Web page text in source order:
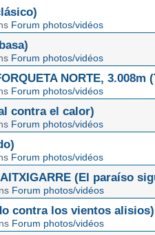
Forum photos/vidéos
Forum photos/vidéos
NORTE,
Forum photos/vidéos
contra el calor)
Forum photos/vidéos
Forum photos/vidéos
(El paraíso
Forum photos/vidéos
contra los vientos alisios)
Forum photos/vidéos